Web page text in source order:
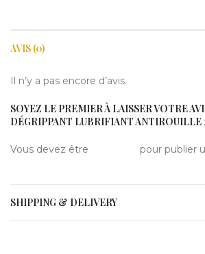
AVIS (0)
Il n’y a pas encore d’avis.
SOYEZ LE PREMIER À LAISSER VOTRE
DÉGRIPPANT LUBRIFIANT
Vous devez être pour publier
SHIPPING & DELIVERY